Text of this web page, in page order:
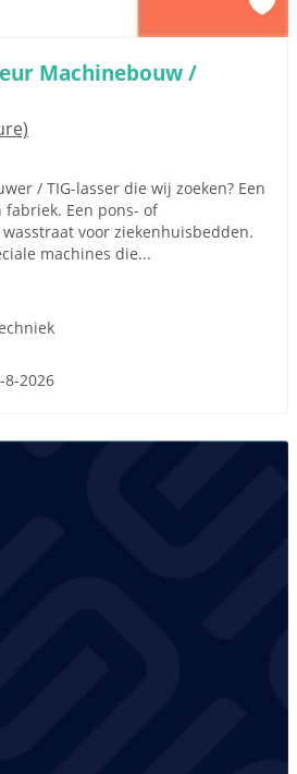
Machinebouw /
/ TIG-lasser die wij zoeken? Een
Een pons- of
voor ziekenhuisbedden.
machines die...
8-2026